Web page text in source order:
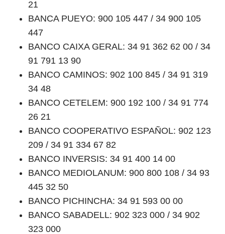
21
BANCA PUEYO: 900 105 447 / 34 900 105
447
BANCO CAIXA GERAL: 34 91 362 62 00 / 34
91 791 13 90
BANCO CAMINOS: 902 100 845 / 34 91 319
34 48
BANCO CETELEM: 900 192 100 / 34 91 774
26 21
BANCO COOPERATIVO ESPAÑOL: 902 123
209 / 34 91 334 67 82
BANCO INVERSIS: 34 91 400 14 00
BANCO MEDIOLANUM: 900 800 108 / 34 93
445 32 50
BANCO PICHINCHA: 34 91 593 00 00
BANCO SABADELL: 902 323 000 / 34 902
323 000